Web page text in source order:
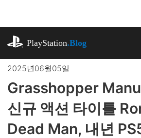
로
뛰
PlayStation.Blog
2025년06월05일
Grasshopper
신규 액션 타이틀
Dead Man, 내년